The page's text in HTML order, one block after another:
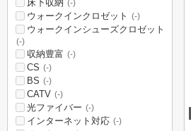
床下収納 (-)
ウォークインクロゼット (-)
ウォークインシューズクロゼット
(-)
収納豊富 (-)
CS (-)
BS (-)
CATV (-)
光ファイバー (-)
インターネット対応 (-)